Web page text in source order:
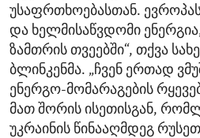
უსაფრთხოებასთან.
და ხელმისაწვდომი
ზამთრის თვეებში“, თქვა
ბლინკენმა. „ჩვენ ერთად
ენერგო-მომარაგების
მათ შორის ისეთისგან,
უკრაინის წინააღმდეგ